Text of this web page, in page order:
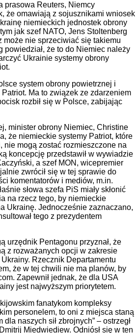
prasowa Reuters, Niemcy
że omawiają z sojusznikami wniosek
niemieckich jednostek obrony
jak szef NATO, Jens Stoltenberg
może nie sprzeciwiać się takiemu
powiedział, że to do Niemiec należy
Ukrainie systemy obrony
system obrony powietrznej i
Ma to związek ze zdarzeniem
rozbił się w Polsce, zabijając
minister obrony Niemiec, Christine
że niemieckie systemy Patriot, które
nie mogą zostać rozmieszczone na
koncepcję przedstawił w wywiadzie
a szef MON, wicepremier
zwrócił się w tej sprawie do
komentatorów i mediów, m.in.
słowa szefa PiS miały skłonić
na rzecz tego, by niemieckie
Ukrainę. Jednocześnie zaznaczano,
tego z prezydentem
urzędnik Pentagonu przyznał, że
z rozważanych opcji w zakresie
Rzecznik Departamentu
że w tej chwili nie ma planów, by
Zapewnił jednak, że dla USA
jest najwyższym priorytetem.
fanatykom kompleksy
personelem, to oni z miejsca staną
naszych sił zbrojnych” – ostrzegł
Miedwiediew. Odniósł się w ten